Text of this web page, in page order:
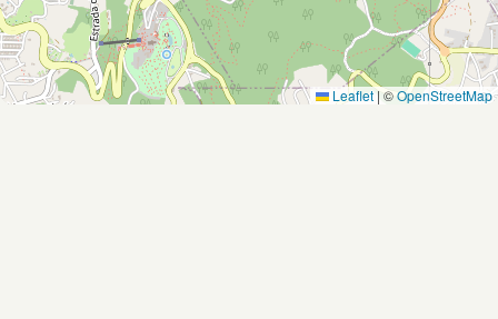
Leaflet |©OpenStreetMap